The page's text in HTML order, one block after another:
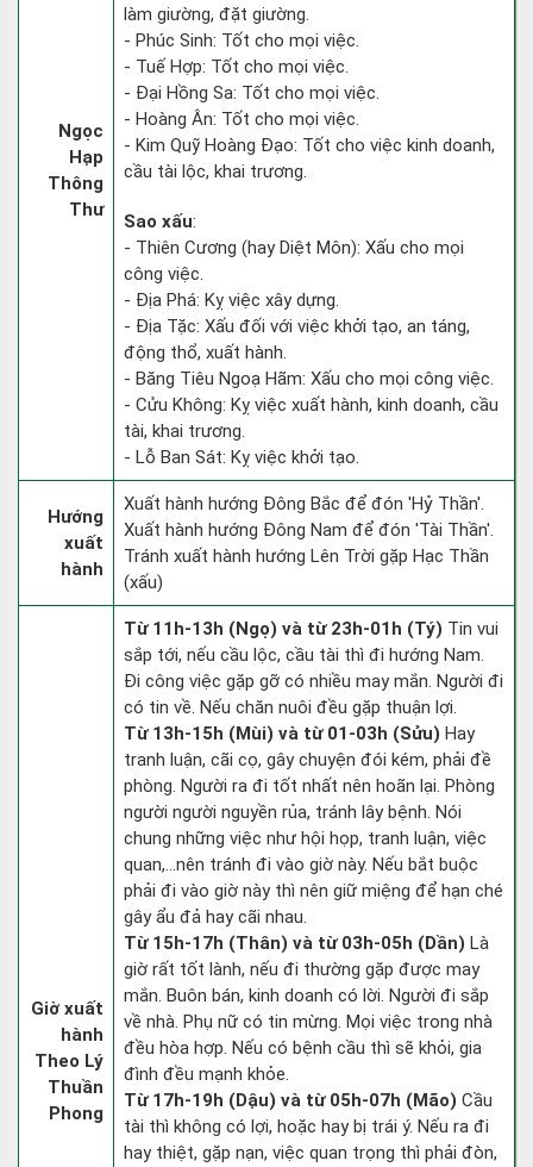
Ngọc
Hạp
Thông
Thư
làm giường, đặt giường.
- Phúc Sinh: Tốt cho mọi việc.
- Tuế Hợp: Tốt cho mọi việc.
- Đại Hồng Sa: Tốt cho mọi việc.
- Hoàng Ân: Tốt cho mọi việc.
- Kim Quỹ Hoàng Đạo: Tốt cho việc kinh doanh,
cầu tài lộc, khai trương.
Sao xấu:
- Thiên Cương (hay Diệt Môn): Xấu cho mọi
công việc.
- Địa Phá: Kỵ việc xây dựng.
- Địa Tặc: Xấu đối với việc khởi tạo, an táng,
động thổ, xuất hành.
- Băng Tiêu Ngoạ Hãm: Xấu cho mọi công việc.
- Cửu Không: Kỵ việc xuất hành, kinh doanh, cầu
tài, khai trương.
- Lỗ Ban Sát: Kỵ việc khởi tạo.
Hướng
xuất
hành
Xuất hành hướng Đông Bắc để đón 'Hỷ Thần'.
Xuất hành hướng Đông Nam để đón 'Tài Thần'.
Tránh xuất hành hướng Lên Trời gặp Hạc Thần
(xấu)
Giờ xuất
hành
Theo Lý
Thuần
Phong
Từ 11h-13h (Ngọ) và từ 23h-01h (Tý) Tin vui
sắp tới, nếu cầu lộc, cầu tài thì đi hướng Nam.
Đi công việc gặp gỡ có nhiều may mắn. Người đi
có tin về. Nếu chăn nuôi đều gặp thuận lợi.
Từ 13h-15h (Mùi) và từ 01-03h (Sửu) Hay
tranh luận, cãi cọ, gây chuyện đói kém, phải đề
phòng. Người ra đi tốt nhất nên hoãn lại. Phòng
người người nguyền rủa, tránh lây bệnh. Nói
chung những việc như hội họp, tranh luận, việc
quan,…nên tránh đi vào giờ này. Nếu bắt buộc
phải đi vào giờ này thì nên giữ miệng để hạn ché
gây ẩu đả hay cãi nhau.
Từ 15h-17h (Thân) và từ 03h-05h (Dần) Là
giờ rất tốt lành, nếu đi thường gặp được may
mắn. Buôn bán, kinh doanh có lời. Người đi sắp
về nhà. Phụ nữ có tin mừng. Mọi việc trong nhà
đều hòa hợp. Nếu có bệnh cầu thì sẽ khỏi, gia
đình đều mạnh khỏe.
Từ 17h-19h (Dậu) và từ 05h-07h (Mão) Cầu
tài thì không có lợi, hoặc hay bị trái ý. Nếu ra đi
hay thiệt, gặp nạn, việc quan trọng thì phải đòn,